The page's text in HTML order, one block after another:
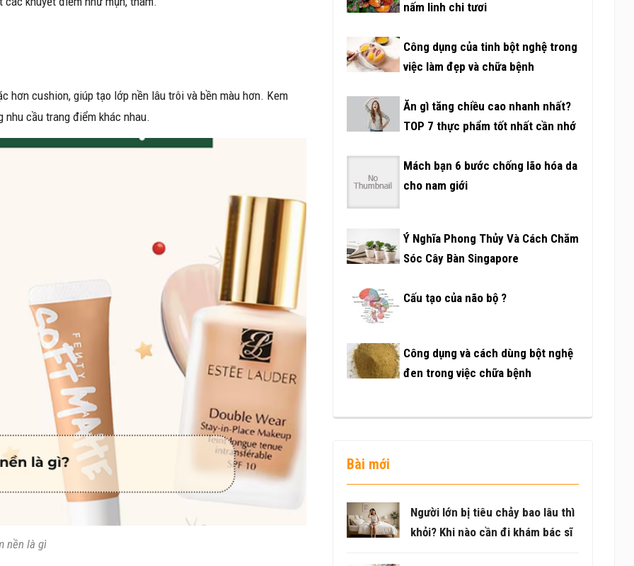
hơn cushion, giúp tạo lớp nền lâu trôi và bền màu hơn. Kem
cầu trang điểm khác nhau.
nền là gì
nấm linh chi tươi
Công dụng của tinh bột nghệ trong
việc làm đẹp và chữa bệnh
Ăn gì tăng chiều cao nhanh nhất?
TOP 7 thực phẩm tốt nhất cần nhớ
Mách bạn 6 bước chống lão hóa da
cho nam giới
Ý Nghĩa Phong Thủy Và Cách Chăm
Sóc Cây Bàn Singapore
Cấu tạo của não bộ ?
Công dụng và cách dùng bột nghệ
đen trong việc chữa bệnh
Bài mới
Người lớn bị tiêu chảy bao lâu thì
khỏi? Khi nào cần đi khám bác sĩ